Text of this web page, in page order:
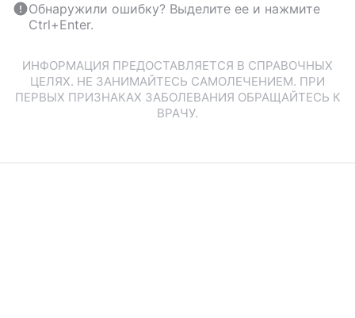
Обнаружили ошибку? Выделите ее и нажмите
Ctrl+Enter.
ИНФОРМАЦИЯ ПРЕДОСТАВЛЯЕТСЯ В СПРАВОЧНЫХ
ЦЕЛЯХ. НЕ ЗАНИМАЙТЕСЬ САМОЛЕЧЕНИЕМ. ПРИ
ПЕРВЫХ ПРИЗНАКАХ ЗАБОЛЕВАНИЯ ОБРАЩАЙТЕСЬ К
ВРАЧУ.